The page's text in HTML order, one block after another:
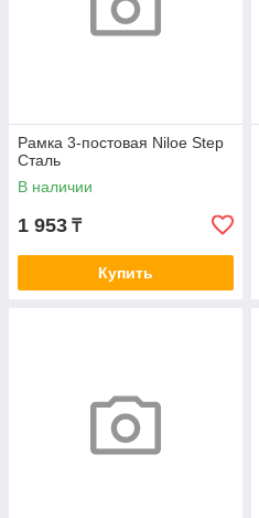
Рамка 3-постовая Niloe Step
Сталь
В наличии
1 953 ₸
Купить